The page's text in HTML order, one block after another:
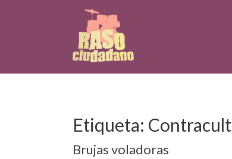
Etiqueta:
Brujas voladoras